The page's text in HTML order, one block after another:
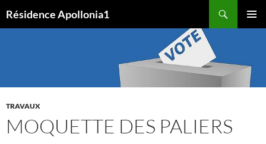
auRésidence Apollonia1
TRAVAUX
MOQUETTE DES PALIERS